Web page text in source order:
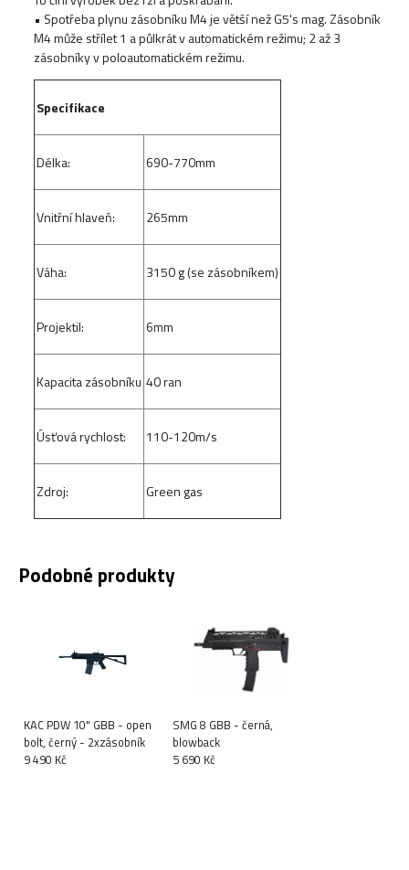
• Spotřeba plynu zásobníku M4 je větší než G5's mag. Zásobník
M4 může střílet 1 a půlkrát v automatickém režimu; 2 až 3
zásobníky v poloautomatickém režimu.
Specifikace
Délka: 690-770mm
Vnitřní hlaveň: 265mm
Váha: 3150 g (se zásobníkem)
Projektil: 6mm
Kapacita zásobníku 40 ran
Úsťová rychlost: 110-120m/s
Zdroj: Green gas
Podobné produkty
KAC PDW 10" GBB - open
bolt, černý - 2xzásobník
9 490 Kč
SMG 8 GBB - černá,
blowback
5 690 Kč